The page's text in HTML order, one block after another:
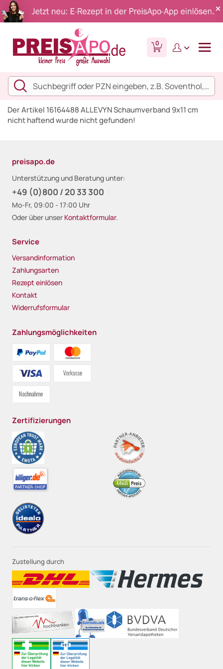
0
Der Artikel 16164488 ALLEVYN Schaumverband 9x11 cm
nicht haftend wurde nicht gefunden!
preisapo.de
Unterstützung und Beratung unter:
+49 (0)800 / 20 33 300
Mo-Fr, 09:00 - 17:00 Uhr
Oder über unser Kontaktformular.
Service
Versandinformation
Zahlungsarten
Rezept einlösen
Kontakt
Widerrufsformular
Zahlungsmöglichkeiten
Zertifizierungen
Zustellung durch